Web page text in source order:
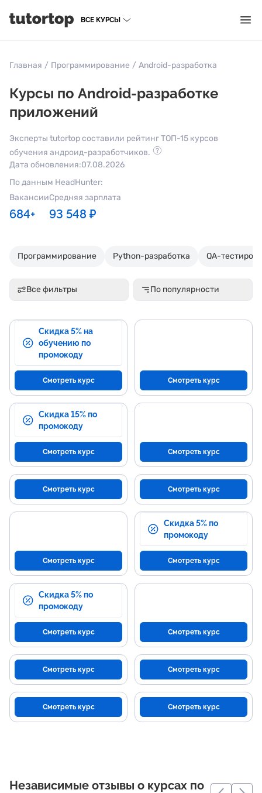
ВСЕ КУРСЫ
Главная / Программирование / Android-разработка
Курсы по Android-разработке
приложений
Эксперты tutortop составили рейтинг ТОП-15 курсов
обучения андроид-разработчиков.
Дата обновления:07.08.2026
По данным HeadHunter:
Вакансии
684+
Средняя зарплата
93 548 ₽
Программирование Python-разработка QA-
Все фильтры По популярности
Скидка 5% на
обучению по
промокоду
Смотреть курс Смотреть курс
Скидка 15% по
промокоду
Смотреть курс Смотреть курс
Смотреть курс Смотреть курс
Смотреть курс
Скидка 5% по
промокоду
Смотреть курс
Скидка 5% по
промокоду
Смотреть курс Смотреть курс
Смотреть курс Смотреть курс
Смотреть курс Смотреть курс
Независимые отзывы о курсах по